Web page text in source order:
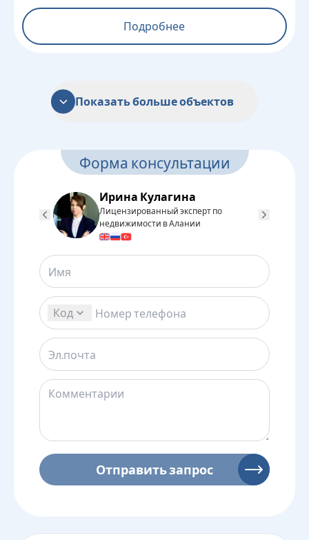
Подробнее
Показать больше объектов
Форма консультации
Ирина Кулагина
Лицензированный эксперт по
недвижимости в Алании
Код
Отправить запрос